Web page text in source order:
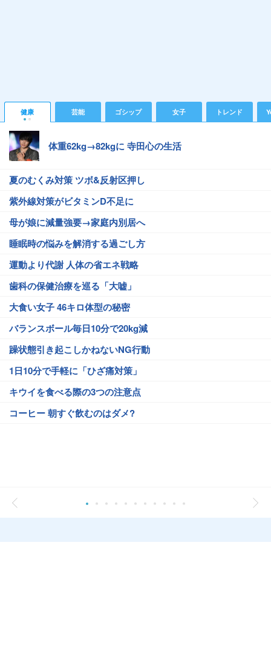
健康 芸能 ゴシップ 女子 トレンド
体重62kg→82kgに 寺田心の生活
夏のむくみ対策 ツボ&反射区押し
紫外線対策がビタミンD不足に
母が娘に減量強要→家庭内別居へ
睡眠時の悩みを解消する過ごし方
運動より代謝 人体の省エネ戦略
歯科の保健治療を巡る「大嘘」
大食い女子 46キロ体型の秘密
バランスボール毎日10分で20kg減
躁状態引き起こしかねないNG行動
1日10分で手軽に「ひざ痛対策」
キウイを食べる際の3つの注意点
コーヒー 朝すぐ飲むのはダメ?